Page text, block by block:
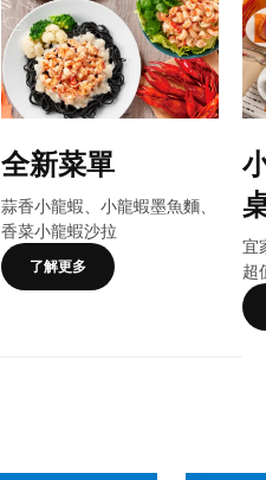
全新菜單
蒜香小龍蝦、小龍蝦墨魚麵、
香菜小龍蝦沙拉
了解更多
宜
超